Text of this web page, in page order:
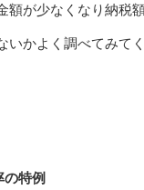
が少なくなり納税額
かよく調べてみてく
特例